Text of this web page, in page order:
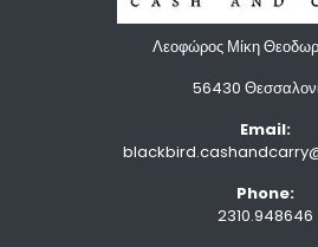
Λεοφώρος Μίκη
56430
Email:
Phone:
2310.948646